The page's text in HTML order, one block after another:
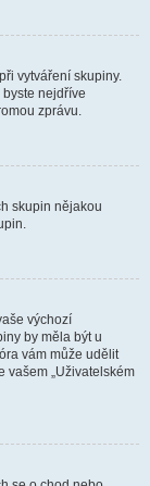
vytváření skupiny.
nejdříve
zprávu.
skupin nějakou
výchozí
by měla být u
vám může udělit
vašem „Uživatelském